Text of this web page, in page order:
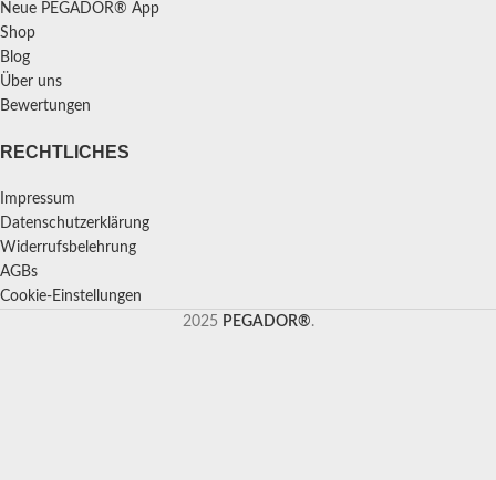
Neue PEGADOR® App
Shop
Blog
Über uns
Bewertungen
RECHTLICHES
Impressum
Datenschutzerklärung
Widerrufsbelehrung
AGBs
Cookie-Einstellungen
2025 PEGADOR®.